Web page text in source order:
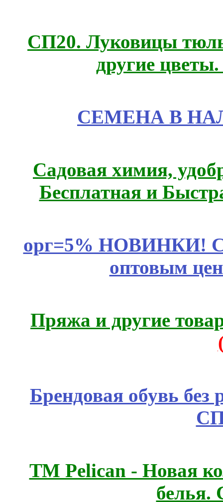
СП20. Луковицы
другие
СЕМЕНА В
Садовая химия,
Бесплатная и
орг=5% НОВИНКИ!
оптовым
Пряжа и другие
Брендовая обувь без
ТМ Pelican - Новая
белья.